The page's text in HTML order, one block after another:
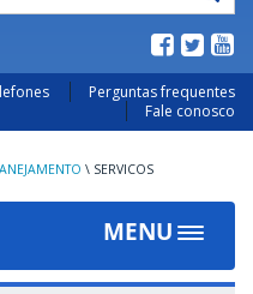
Perguntas frequentes
Fale conosco
\ SERVICOS
MENU
Toggle